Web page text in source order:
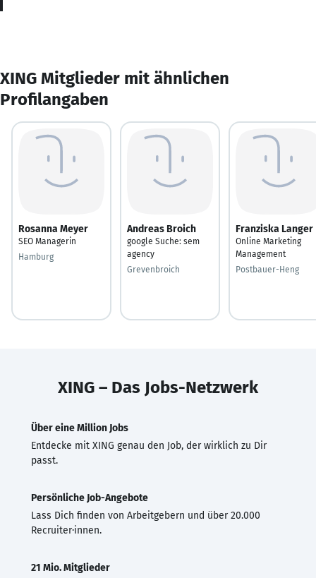
XING Mitglieder mit ähnlichen
Profilangaben
Rosanna Meyer
SEO Managerin
Hamburg
Andreas Broich
google Suche: sem
agency
Grevenbroich
Franziska Langer
Online Marketing
Management
Postbauer-Heng
XING – Das Jobs-Netzwerk
Über eine Million Jobs
Entdecke mit XING genau den Job, der wirklich zu Dir
passt.
Persönliche Job-Angebote
Lass Dich finden von Arbeitgebern und über 20.000
Recruiter·innen.
21 Mio. Mitglieder